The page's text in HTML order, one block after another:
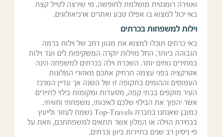
ואווירה רומנטית מושלמת לחופשה. מי שירצה לטייל קצת
באי יכול למצוא בו אפילו טבע ואתרים ארכיאולוגים.
וילות למשפחות בכרתים
באי כרתים תוכלו למצוא את מגוון רחב של וילות ברמה
הגבוהה ביותר, החל מוילות יוקרה המשקיפות לים ועד וילות
במחירים נוחים יותר. השכרת וילה בכרתים למשפחה הינה
אטרקציה בפני עצמה תרחיק אתכם מאזורי המלונות
העמוסים וההומים בתקופה זו של השנה אך עדיין המרכז
העיר מוקפים בבתי קפה, מסעדות ומקומות בילוי לתיירים
אשר יהפוך את הבילוי שלכם לאיכותי, משפחתי וחוויתי.
כמובן שאנחנו בחברת Top-Travels נשמח לעזור ולייעץ
בבחירת הוילה או המלון אשר תתאים למשפחתכם, וזאת על
פי ניסיון רב שנים בתיירות ביוון וכרתים.